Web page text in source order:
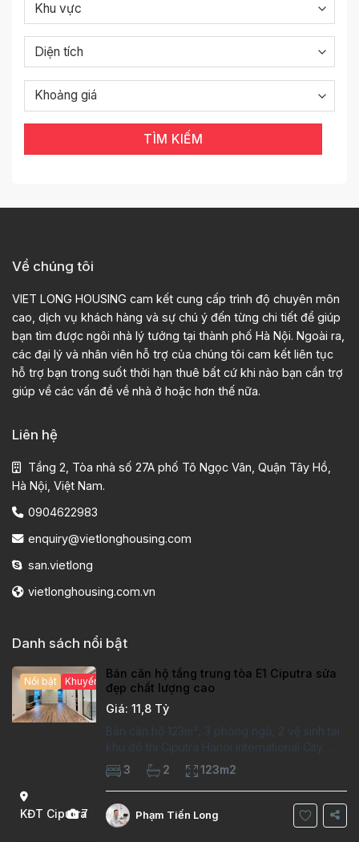
TÌM KIẾM
Về chúng tôi
VIET LONG HOUSING cam kết cung cấp trình độ chuyên môn
cao, dịch vụ khách hàng và sự chú ý đến từng chi tiết để giúp
bạn tìm được ngôi nhà lý tưởng tại thành phố Hà Nội. Ngoài ra,
các đại lý và nhân viên hỗ trợ của chúng tôi cam kết liên tục
hỗ trợ bạn trong suốt thời hạn thuê bất cứ khi nào bạn cần trợ
giúp về các vấn đề về nhà ở hoặc hơn thế nữa.
Liên hệ
Tầng 2, Tòa nhà số 27A phố Tô Ngọc Vân, Quận Tây Hồ,
Hà Nội, Việt Nam.
0904622983
enquiry@vietlonghousing.com
san.vietlong
vietlonghousing.com.vn
Danh sách nổi bật
KĐT Ciputra
7
Nổi bật Khuyến mại hấp dẫn
Bán căn hộ tầng trung tòa E1 Ciputra sửa
đẹp chất lượng cao
Giá: 11,8 Tỷ
Bán căn hộ 123m², 3 phòng ngủ, 2 vệ sinh tại
khu đô thị Ciputra Hanoi International City.
Căn hộ đã sửa mới kỹ, chất lượng cao, sàn
gỗ, bếp hiện đại, không gian thoáng sáng.
Thông tin căn hộ: Diện tích:
3 2 123m2
Phạm Tiến Long